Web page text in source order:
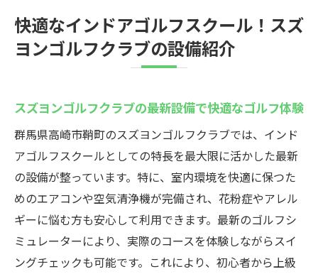
スズヨンゴルフクラブのラウンジで贅沢な
ひととき
最新設備が整ったゴルフスクールの魅力
ゴルフの合間にくつろげるラウンジの魅力
スズヨンゴルフクラブのトータルなゴルフ
体験
贅沢な空間でのゴルフがもたらす充実感
快適なインドアゴルフスクール！スズ
ヨンゴルフクラブの設備紹介
スズヨンゴルフクラブの最新設備で快適なゴルフ体験
群馬県高崎市鞘町のスズヨンゴルフクラブでは、インド
アゴルフスクールとしての特長を最大限に活かした最新
の設備が整っています。特に、室内環境を快適に保つた
めのエアコンや空気清浄機が完備され、花粉症やアレル
ギーに悩む方も安心して利用できます。最新のゴルフシ
ミュレーターにより、実際のコースを体験しながらスイ
ングチェックも可能です。これにより、初心者から上級